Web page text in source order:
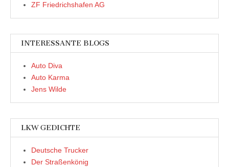
ZF Friedrichshafen AG
INTERESSANTE BLOGS
Auto Diva
Auto Karma
Jens Wilde
LKW GEDICHTE
Deutsche Trucker
Der Straßenkönig